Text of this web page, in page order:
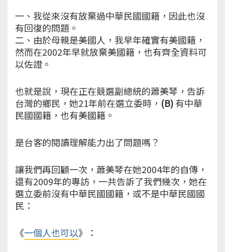
一、我從來沒有放棄過中華民國國籍，因此也沒
有回復的問題。
二、由於母親是美國人，我早年確實有美國籍，
然而在2002年早就放棄美國籍，也有齊全資料可
以佐證。
也就是說，現在正在競選副總統的蕭美琴，告訴
台灣的鄉民，她21年前在選立委時， (B)有中華
民國國籍，也有美國籍。
是台客的閱讀理解能力出了問題嗎？
讓我們再回顧一次，蕭美琴在她2004年的自傳，
還有2009年的專訪，一共告訴了我們幾次，她在
選立委前沒有中華民國國籍，或不是中華民國國
民：
《一個人也可以》：